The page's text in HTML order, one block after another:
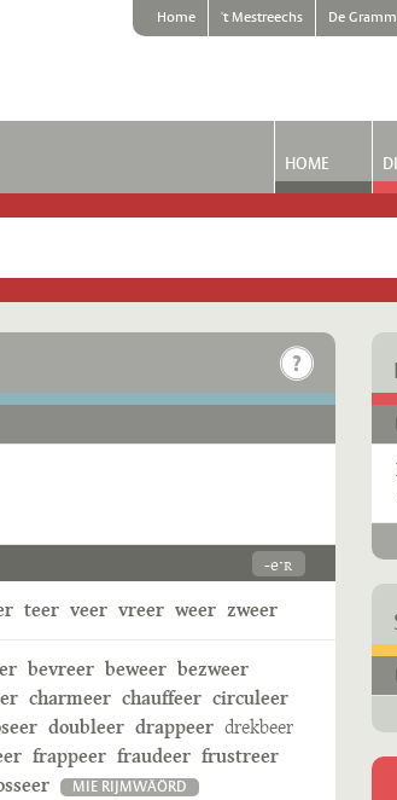
Home 't Mestreechs De
HOME
-eˑʀ
teer veer vreer weer zweer
bevreer beweer bezweer
charmeer chauffeer circuleer
doubleer drappeer drekbeer
frappeer fraudeer frustreer
MIE RIJMWÄÖRD